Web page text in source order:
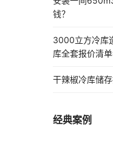
钱？
3000立方冷库
库全套报价清
干辣椒冷库储
经典案例